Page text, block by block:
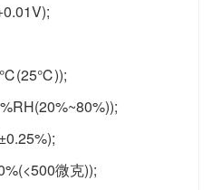
微克));